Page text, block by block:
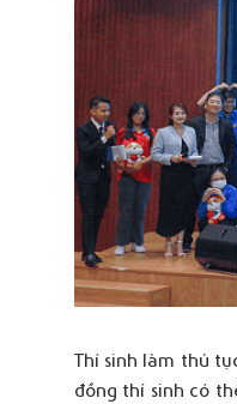
Thí sinh làm thủ
đồng thí sinh có